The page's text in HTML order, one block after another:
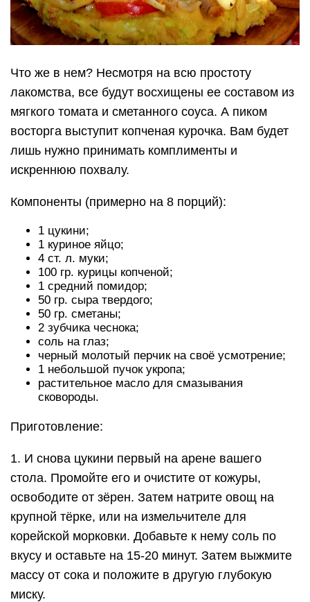
Что же в нем? Несмотря на всю простоту
лакомства, все будут восхищены ее составом из
мягкого томата и сметанного соуса. А пиком
восторга выступит копченая курочка. Вам будет
лишь нужно принимать комплименты и
искреннюю похвалу.
Компоненты (примерно на 8 порций):
1 цукини;
1 куриное яйцо;
4 ст. л. муки;
100 гр. курицы копченой;
1 средний помидор;
50 гр. сыра твердого;
50 гр. сметаны;
2 зубчика чеснока;
соль на глаз;
черный молотый перчик на своё усмотрение;
1 небольшой пучок укропа;
растительное масло для смазывания
сковороды.
Приготовление:
1. И снова цукини первый на арене вашего
стола. Промойте его и очистите от кожуры,
освободите от зёрен. Затем натрите овощ на
крупной тёрке, или на измельчителе для
корейской морковки. Добавьте к нему соль по
вкусу и оставьте на 15-20 минут. Затем выжмите
массу от сока и положите в другую глубокую
миску.